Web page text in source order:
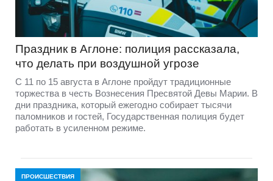
Праздник в Аглоне: полиция рассказала,
что делать при воздушной угрозе
С 11 по 15 августа в Аглоне пройдут традиционные
торжества в честь Вознесения Пресвятой Девы Марии. В
дни праздника, который ежегодно собирает тысячи
паломников и гостей, Государственная полиция будет
работать в усиленном режиме.
ПРОИСШЕСТВИЯ